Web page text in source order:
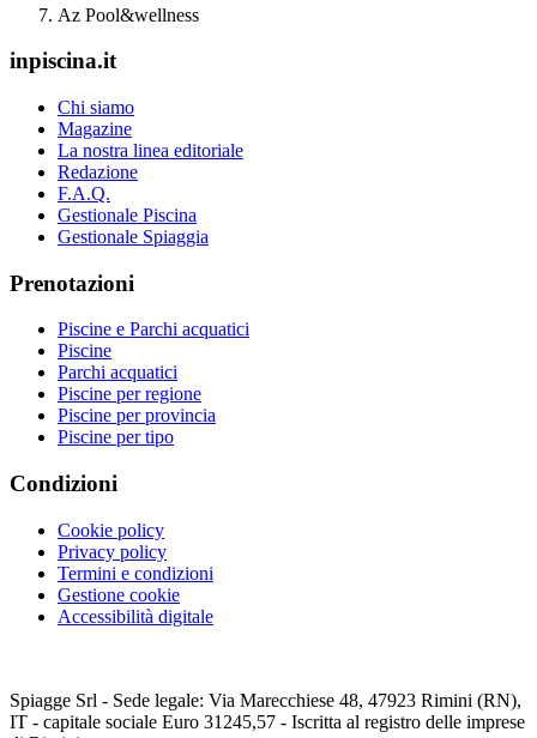
Az Pool&wellness
inpiscina.it
Chi siamo
Magazine
La nostra linea editoriale
Redazione
F.A.Q.
Gestionale Piscina
Gestionale Spiaggia
Prenotazioni
Piscine e Parchi acquatici
Piscine
Parchi acquatici
Piscine per regione
Piscine per provincia
Piscine per tipo
Condizioni
Cookie policy
Privacy policy
Termini e condizioni
Gestione cookie
Accessibilità digitale
Spiagge Srl - Sede legale: Via Marecchiese 48, 47923 Rimini (RN),
IT - capitale sociale Euro 31245,57 - Iscritta al registro delle imprese